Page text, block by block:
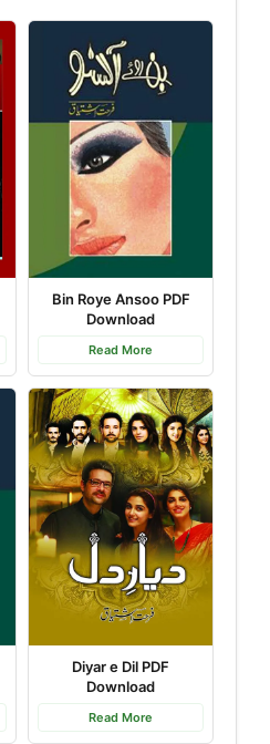
Bin Roye Ansoo PDF
Download
Read More
Diyar e Dil PDF
Download
Read More